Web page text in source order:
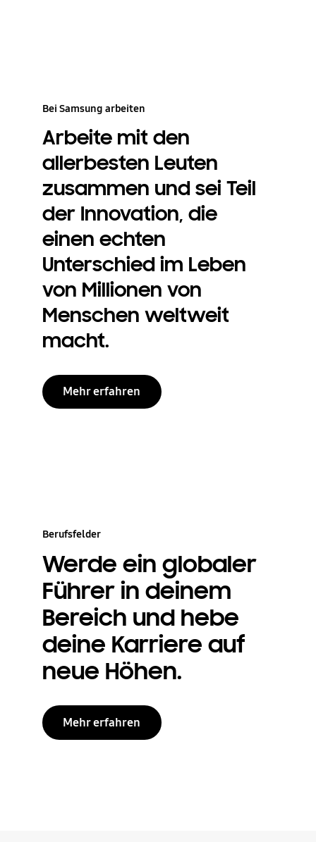
Bei Samsung arbeiten
Arbeite mit den
allerbesten Leuten
zusammen und sei Teil
der Innovation, die
einen echten
Unterschied im Leben
von Millionen von
Menschen weltweit
macht.
Mehr erfahren
Berufsfelder
Werde ein globaler
Führer in deinem
Bereich und hebe
deine Karriere auf
neue Höhen.
Mehr erfahren